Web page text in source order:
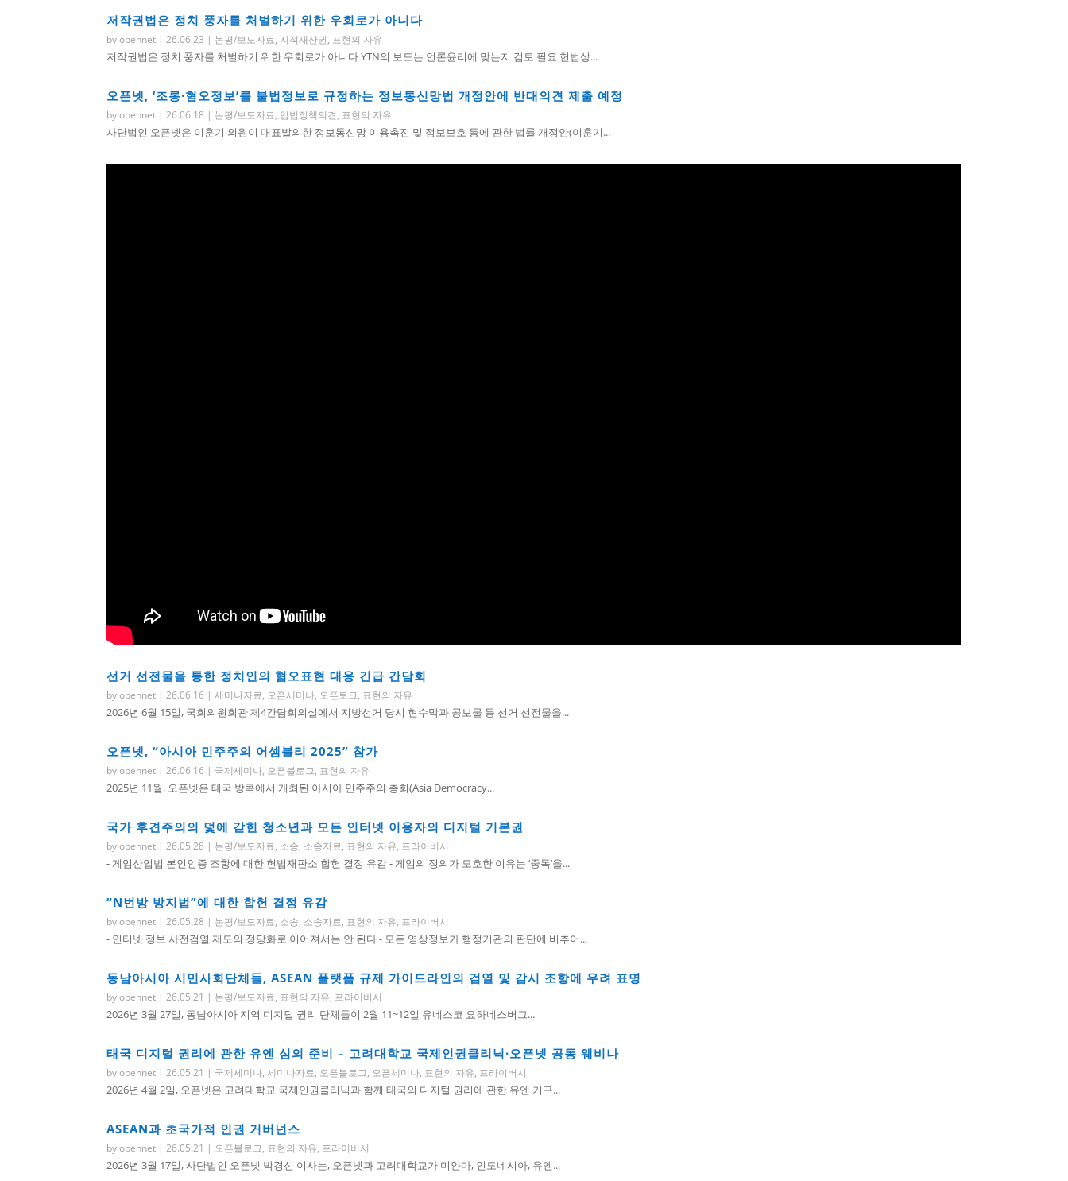
저작권법은 정치 풍자를 처벌하기 위한 우회로가 아니다
byopennet |26.06.23 | 논평/보도자료, 지적재산권, 표현의 자유
저작권법은 정치 풍자를 처벌하기 위한 우회로가 아니다 YTN의 보도는 언론윤리에 맞는지 검토 필요 헌법상...
오픈넷, ‘조롱·혐오정보’를 불법정보로 규정하는 정보통신망법 개정안에 반대의견 제출 예정
byopennet |26.06.18 | 논평/보도자료, 입법정책의견, 표현의 자유
사단법인 오픈넷은 이훈기 의원이 대표발의한 정보통신망 이용촉진 및 정보보호 등에 관한 법률 개정안(이훈기...
선거 선전물을 통한 정치인의 혐오표현 대응 긴급 간담회
byopennet |26.06.16 |세미나자료, 오픈세미나, 오픈토크, 표현의 자유
2026년 6월 15일, 국회의원회관 제4간담회의실에서 지방선거 당시 현수막과 공보물 등 선거 선전물을...
오픈넷, “아시아 민주주의 어셈블리 2025” 참가
byopennet |26.06.16 | 국제세미나, 오픈블로그, 표현의 자유
2025년 11월, 오픈넷은 태국 방콕에서 개최된 아시아 민주주의 총회(Asia Democracy...
국가 후견주의의 덫에 갇힌 청소년과 모든 인터넷 이용자의 디지털 기본권
byopennet |26.05.28 | 논평/보도자료, 소송, 소송자료, 표현의 자유, 프라이버시
- 게임산업법 본인인증 조항에 대한 헌법재판소 합헌 결정 유감 - 게임의 정의가 모호한 이유는 ‘중독’을...
“N번방 방지법”에 대한 합헌 결정 유감
byopennet |26.05.28 | 논평/보도자료, 소송, 소송자료, 표현의 자유, 프라이버시
- 인터넷 정보 사전검열 제도의 정당화로 이어져서는 안 된다 - 모든 영상정보가 행정기관의 판단에 비추어...
동남아시아 시민사회단체들, ASEAN 플랫폼 규제 가이드라인의 검열 및 감시 조항에 우려 표명
byopennet |26.05.21 | 논평/보도자료, 표현의 자유, 프라이버시
2026년 3월 27일, 동남아시아 지역 디지털 권리 단체들이 2월 11~12일 유네스코 요하네스버그...
태국 디지털 권리에 관한 유엔 심의 준비 – 고려대학교 국제인권클리닉·오픈넷 공동 웨비나
byopennet |26.05.21 | 국제세미나,세미나자료, 오픈블로그, 오픈세미나, 표현의 자유, 프라이버시
2026년 4월 2일, 오픈넷은 고려대학교 국제인권클리닉과 함께 태국의 디지털 권리에 관한 유엔 기구...
ASEAN과 초국가적 인권 거버넌스
byopennet |26.05.21 | 오픈블로그, 표현의 자유, 프라이버시
2026년 3월 17일, 사단법인 오픈넷 박경신 이사는, 오픈넷과 고려대학교가 미얀마, 인도네시아, 유엔...